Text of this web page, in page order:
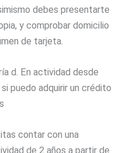
debes presentarte
y comprobar domicilio
de tarjeta.
d. En actividad desde
puedo adquirir un crédito
contar con una
de 2 años a partir de